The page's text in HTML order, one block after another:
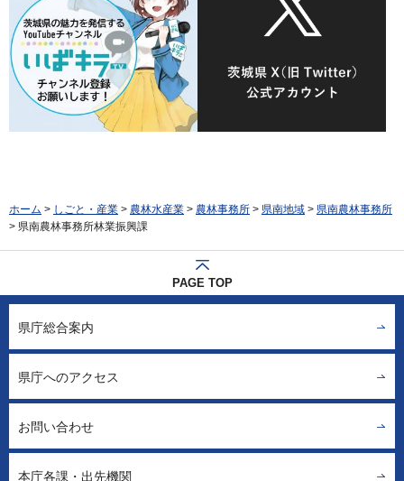
ホーム > しごと・産業 > 農林水産業 > 農林事務所 > 県南地域 > 県南農林事務所
> 県南農林事務所林業振興課
PAGE TOP
県庁総合案内
県庁へのアクセス
お問い合わせ
本庁各課・出先機関